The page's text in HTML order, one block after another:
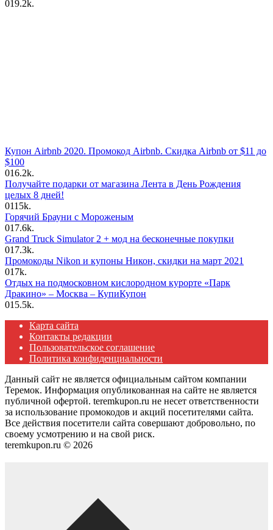
019.2k.
Купон Airbnb 2020. Промокод Airbnb. Скидка Airbnb от $11 до
$100
016.2k.
Получайте подарки от магазина Лента в День Рождения
целых 8 дней!
0115k.
Горячий Брауни с Мороженым
017.6k.
Grand Truck Simulator 2 + мод на бесконечные покупки
017.3k.
Промокоды Nikon и купоны Никон, скидки на март 2021
017k.
Отдых на подмосковном кислородном курорте «Парк
Дракино» – Москва – КупиКупон
015.5k.
Карта сайта
Контакты редакции
Пользовательское соглашение
Политика конфиденциальности
Данный сайт не является официальным сайтом компании
Теремок. Информация опубликованная на сайте не является
публичной офертой. teremkupon.ru не несет ответственности
за использование промокодов и акций посетителями сайта.
Все действия посетители сайта совершают добровольно, по
своему усмотрению и на свой риск.
teremkupon.ru © 2026